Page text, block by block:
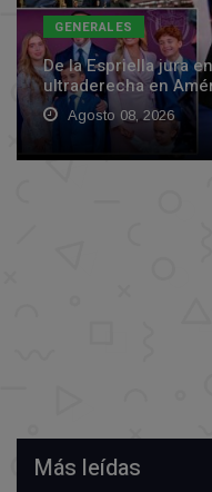
GENERALES
De la Espriella jura
ultraderecha en
Agosto 08, 2026
Más leídas